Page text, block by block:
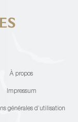
À propos
Impressum
générales d’utilisation